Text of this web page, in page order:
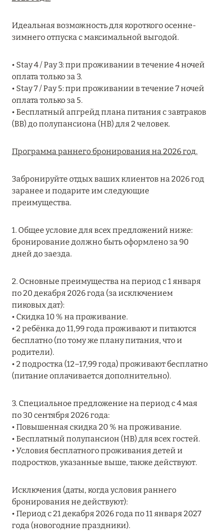
ЗАБРОНИРУЙТЕ FOUR SEASONS RESORT
DUBAI AT JUMEIRAH BEACH ПО ЛУЧШИМ
ЦЕНАМ
Подробнее
НАПИТКОВ ДЛЯ HB И FB
Подробнее
13 февраля 2025
MANDARIN ORIENTAL JUMEIRA, DUBAI:
СКИДКИ ДО 30 % ОТ СУММЫ КОНТРАКТА НА
Подробнее
11 декабря 2024
RIXOS PREMIUM SAADIYAT ISLAND ABU DHABI:
КОНЦЕПЦИЯ «ВСЁ ВКЛЮЧЕНО – ВСЁ
ЭКСКЛЮЗИВНО»
Подробнее
27 сентября 2024
HÔTEL BARRIÈRE LES NEIGES
Подробнее
27 сентября 2024
HÔTEL BARRIÈRE LES NEIGES
Подробнее
Идеальная возможность для короткого осенне-
зимнего отпуска с максимальной выгодой.
• Stay 4 / Pay 3: при проживании в течение 4 ночей
оплата только за 3.
• Stay 7 / Pay 5: при проживании в течение 7 ночей
оплата только за 5.
• Бесплатный апгрейд плана питания с завтраков
(BB) до полупансиона (HB) для 2 человек.
Программа раннего бронирования на 2026 год.
Забронируйте отдых ваших клиентов на 2026 год
заранее и подарите им следующие
преимущества.
1. Общее условие для всех предложений ниже:
бронирование должно быть оформлено за 90
дней до заезда.
2. Основные преимущества на период с 1 января
по 20 декабря 2026 года (за исключением
пиковых дат):
• Скидка 10 % на проживание.
• 2 ребёнка до 11,99 года проживают и питаются
бесплатно (по тому же плану питания, что и
родители).
• 2 подростка (12–17,99 года) проживают бесплатно
(питание оплачивается дополнительно).
3. Специальное предложение на период с 4 мая
по 30 сентября 2026 года:
• Повышенная скидка 20 % на проживание.
• Бесплатный полупансион (HB) для всех гостей.
• Условия бесплатного проживания детей и
подростков, указанные выше, также действуют.
Исключения (даты, когда условия раннего
бронирования не действуют):
• Период с 21 декабря 2026 года по 11 января 2027
года (новогодние праздники).